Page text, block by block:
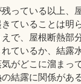
っている以上、
ていることは明
で、屋根断熱部
ているか、結露
がどこに溜まっ
結露に関係があ